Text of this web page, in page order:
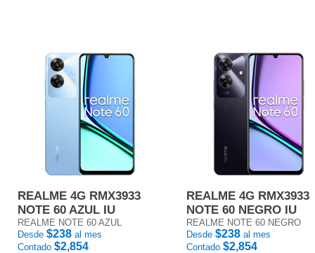
REALME 4G RMX3933
NOTE 60 AZUL IU
REALME NOTE 60 AZUL
Desde $238 al mes
Contado $2,854
REALME 4G RMX3933
NOTE 60 NEGRO IU
REALME NOTE 60 NEGRO
Desde $238 al mes
Contado $2,854